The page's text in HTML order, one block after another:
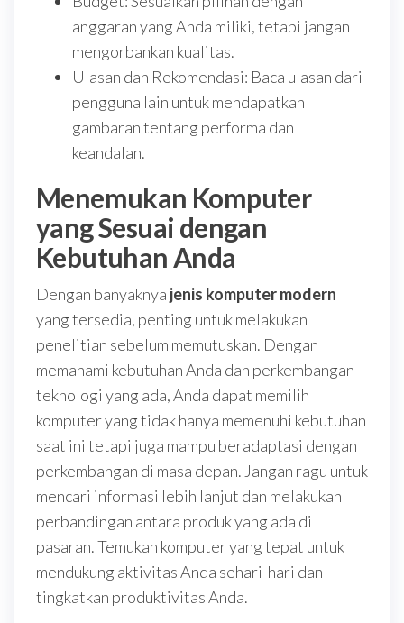
anggaran yang Anda miliki, tetapi jangan
mengorbankan kualitas.
Ulasan dan Rekomendasi: Baca ulasan dari
pengguna lain untuk mendapatkan
gambaran tentang performa dan
keandalan.
Menemukan Komputer
yang Sesuai dengan
Kebutuhan Anda
Dengan banyaknya jenis komputer modern
yang tersedia, penting untuk melakukan
penelitian sebelum memutuskan. Dengan
memahami kebutuhan Anda dan perkembangan
teknologi yang ada, Anda dapat memilih
komputer yang tidak hanya memenuhi kebutuhan
saat ini tetapi juga mampu beradaptasi dengan
perkembangan di masa depan. Jangan ragu untuk
mencari informasi lebih lanjut dan melakukan
perbandingan antara produk yang ada di
pasaran. Temukan komputer yang tepat untuk
mendukung aktivitas Anda sehari-hari dan
tingkatkan produktivitas Anda.